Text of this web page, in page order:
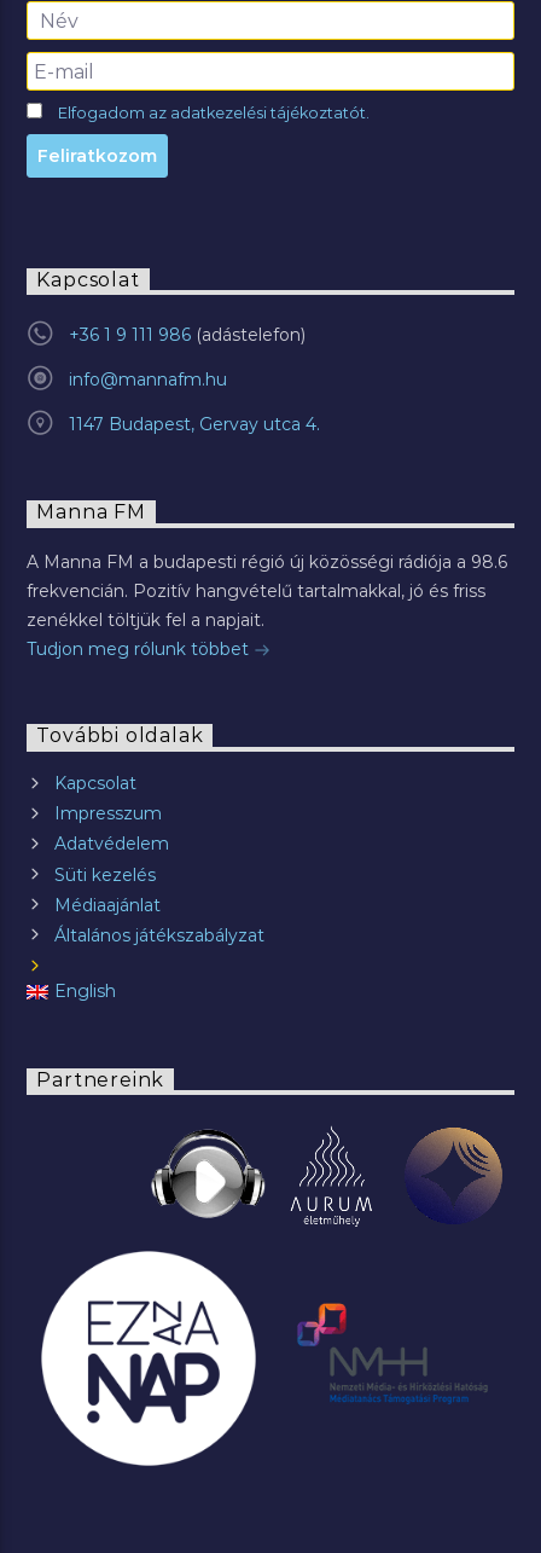
Elfogadom az adatkezelési tájékoztatót.
Kapcsolat
+36 1 9 111 986
info@mannafm.hu
1147 Budapest, Gervay utca 4.
Manna FM
A Manna FM a budapesti régió új közösségi rádiója a 98.6
frekvencián. Pozitív hangvételű tartalmakkal, jó és friss
zenékkel töltjük fel a napjait.
Tudjon meg rólunk többet
További oldalak
Kapcsolat
Impresszum
Adatvédelem
Süti kezelés
Médiaajánlat
Általános játékszabályzat
English
Partnereink